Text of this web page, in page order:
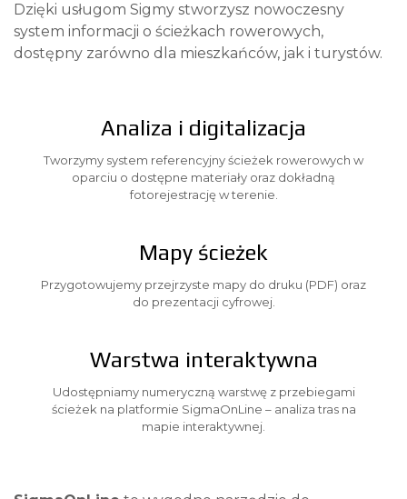
Dzięki usługom Sigmy stworzysz nowoczesny
system informacji o ścieżkach rowerowych,
dostępny zarówno dla mieszkańców, jak i turystów.
Analiza i digitalizacja
Tworzymy system referencyjny ścieżek rowerowych w
oparciu o dostępne materiały oraz dokładną
fotorejestrację w terenie.
Mapy ścieżek
Przygotowujemy przejrzyste mapy do druku (PDF) oraz
do prezentacji cyfrowej.
Warstwa interaktywna
Udostępniamy numeryczną warstwę z przebiegami
ścieżek na platformie SigmaOnLine – analiza tras na
mapie interaktywnej.